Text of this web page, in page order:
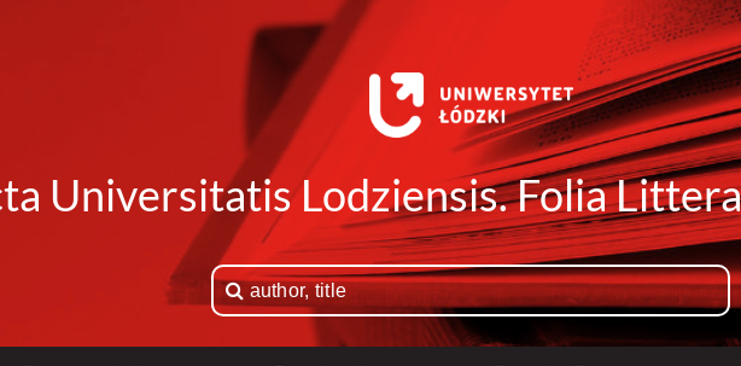
Universitatis Lodziensis. Folia